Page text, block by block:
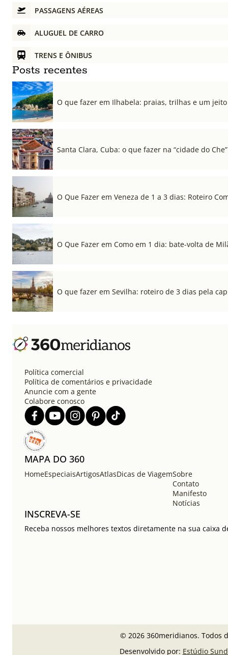
PASSAGENS AÉREAS
ALUGUEL DE CARRO
TRENS E ÔNIBUS
Posts recentes
O que fazer em Ilhabela: praias, trilhas e um
Santa Clara, Cuba: o que fazer na “cidade do Che”
O Que Fazer em Veneza de 1 a 3 dias: Roteiro
O Que Fazer em Como em 1 dia: bate-volta de
O que fazer em Sevilha: roteiro de 3 dias pela
Política comercial
Política de comentários e privacidade
Anuncie com a gente
Colabore conosco
MAPA DO 360
HomeEspeciaisArtigosAtlasDicas de ViagemSobre
Contato
Manifesto
Notícias
INSCREVA-SE
Receba nossos melhores textos diretamente na sua caixa
© 2026 360meridianos. Todos
Desenvolvido por: Estúdio